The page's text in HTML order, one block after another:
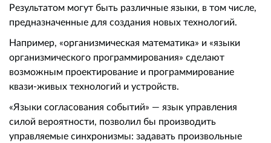
Результатом могут быть различные языки, в том числе,
предназначенные для создания новых технологий.
Например, «организмическая математика» и «языки
организмического программирования» сделают
возможным проектирование и программирование
квази-живых технологий и устройств.
«Языки согласования событий» — язык управления
силой вероятности, позволил бы производить
управляемые синхронизмы: задавать произвольные